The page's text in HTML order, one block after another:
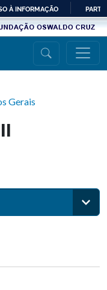
À INFORMAÇÃO
Gerais